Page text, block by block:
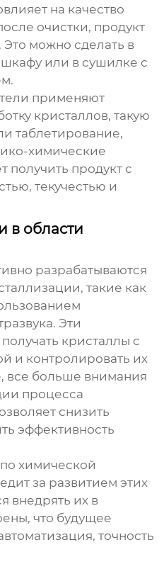
на качество
очистки, продукт
можно сделать в
или в сушилке с
применяют
кристаллов, такую
таблетирование,
химические
получить продукт с
текучестью и
в области
разрабатываются
такие как
Эти
кристаллы с
и контролировать их
все больше внимания
процесса
снизить
эффективность
химической
за развитием этих
внедрять их в
что будущее
точность